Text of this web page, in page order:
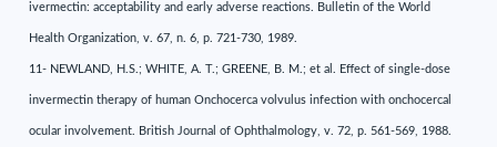
ivermectin: acceptability and early adverse reactions. Bulletin of the World
Health Organization, v. 67, n. 6, p. 721-730, 1989.
11- NEWLAND, H.S.; WHITE, A. T.; GREENE, B. M.; et al. Effect of single-dose
invermectin therapy of human Onchocerca volvulus infection with onchocercal
ocular involvement. British Journal of Ophthalmology, v. 72, p. 561-569, 1988.